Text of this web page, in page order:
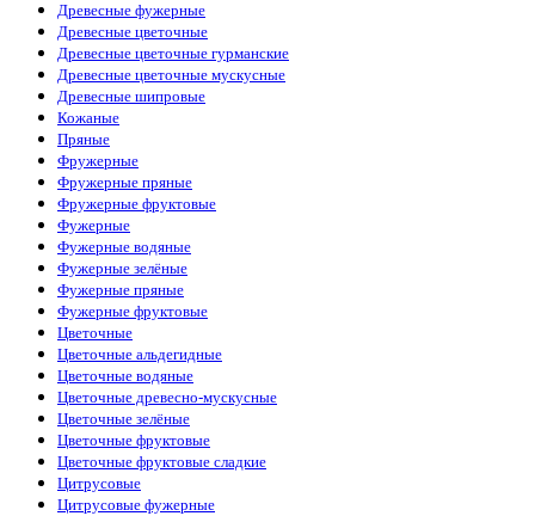
Древесные фужерные
Древесные цветочные
Древесные цветочные гурманские
Древесные цветочные мускусные
Древесные шипровые
Кожаные
Пряные
Фружерные
Фружерные пряные
Фружерные фруктовые
Фужерные
Фужерные водяные
Фужерные зелёные
Фужерные пряные
Фужерные фруктовые
Цветочные
Цветочные альдегидные
Цветочные водяные
Цветочные древесно-мускусные
Цветочные зелёные
Цветочные фруктовые
Цветочные фруктовые сладкие
Цитрусовые
Цитрусовые фужерные